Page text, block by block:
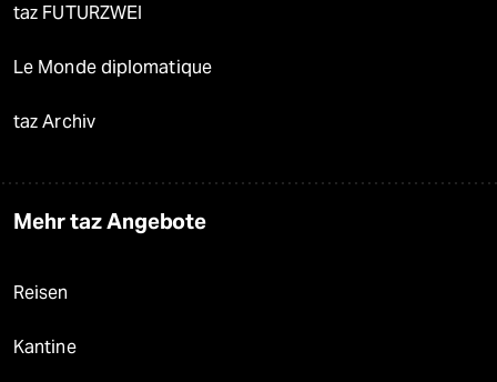
taz FUTURZWEI
Le Monde diplomatique
taz Archiv
Mehr taz Angebote
Reisen
Kantine